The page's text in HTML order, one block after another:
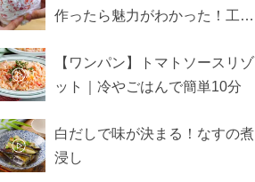
作ったら魅力がわかった！工程
【ワンパン】トマトソースリゾ
ット｜冷やごはんで簡単10分
白だしで味が決まる！なすの煮
浸し